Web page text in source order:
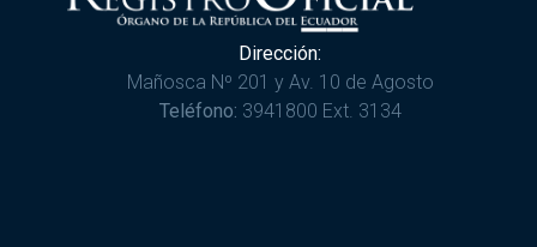
Dirección:
Mañosca Nº 201 y Av. 10 de Agosto
Teléfono: 3941800 Ext. 3134